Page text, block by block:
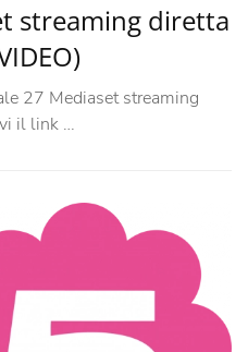
streaming diretta
27 Mediaset streaming
il link …